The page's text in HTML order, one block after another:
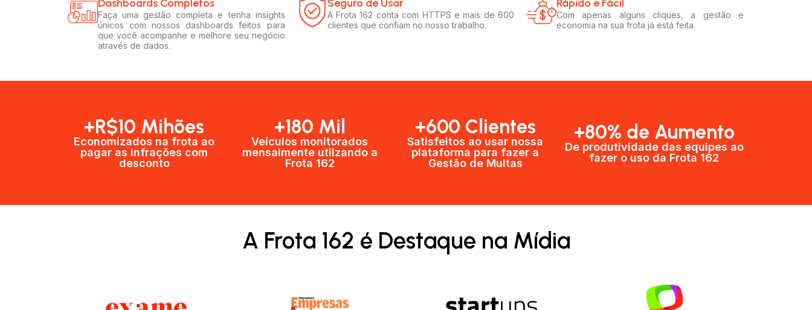
Dashboards Completos​​
Faça uma gestão completa e tenha insights
únicos com nossos dashboards feitos para
que você acompanhe e melhore seu negócio
através de dados.
Seguro de Usar​
A Frota 162 conta com HTTPS e mais de 600
clientes que confiam no nosso trabalho.
Rápido e Fácil​
Com apenas alguns cliques, a gestão e
economia na sua frota já está feita.
+R$10 Mihões
Economizados na frota ao
pagar as infrações com
desconto
+180 Mil
Veículos monitorados
mensalmente utilzando a
Frota 162
+600 Clientes​
Satisfeitos ao usar nossa
plataforma para fazer a
Gestão de Multas​
+80% de Aumento
De produtividade das equipes ao
fazer o uso da Frota 162​
A Frota 162 é Destaque na Mídia